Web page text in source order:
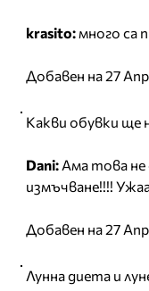
krasito:много са
Добавен на 27
Какви обувки ще
Dani: Ама това не
измъчване!!!!
Добавен на 27
Лунна диета и